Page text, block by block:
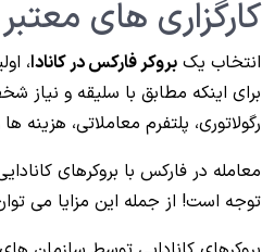
کارگزاری های معتبر
انتخاب یک بروکر فارکس در کانادا،
برای اینکه مطابق با سلیقه و نیاز
رگولاتوری، پلتفرم معاملاتی،
معامله در فارکس با بروکرهای
توجه است! از جمله این مزایا می توان